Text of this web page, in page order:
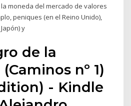
moneda del mercado de valores
peniques (en el Reino Unido),
y
de la
nº 1)
- Kindle